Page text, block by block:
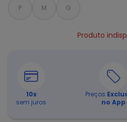
P M G
Produto
10x
sem juros
Preços
no App